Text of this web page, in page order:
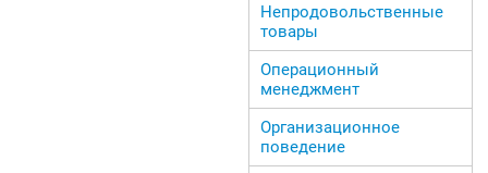
Непродовольственные
товары
Операционный
менеджмент
Организационное
поведение